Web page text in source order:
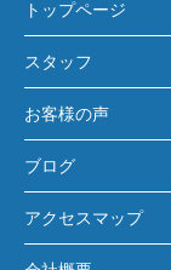
トップページ
スタッフ
お客様の声
ブログ
アクセスマップ